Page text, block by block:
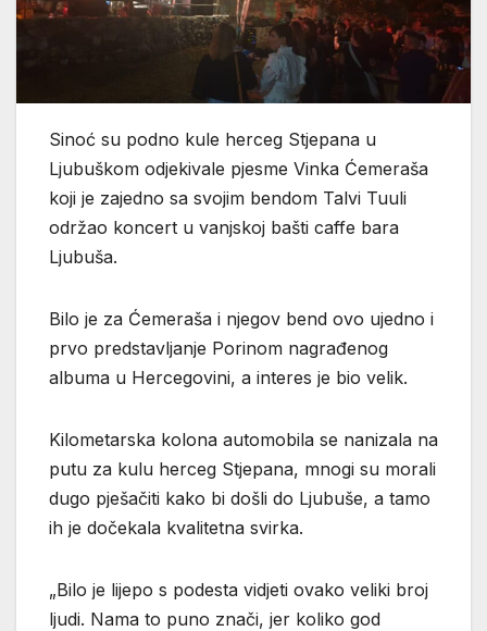
Sinoć su podno kule herceg Stjepana u
Ljubuškom odjekivale pjesme Vinka Ćemeraša
koji je zajedno sa svojim bendom Talvi Tuuli
održao koncert u vanjskoj bašti caffe bara
Ljubuša.
Bilo je za Ćemeraša i njegov bend ovo ujedno i
prvo predstavljanje Porinom nagrađenog
albuma u Hercegovini, a interes je bio velik.
Kilometarska kolona automobila se nanizala na
putu za kulu herceg Stjepana, mnogi su morali
dugo pješačiti kako bi došli do Ljubuše, a tamo
ih je dočekala kvalitetna svirka.
„Bilo je lijepo s podesta vidjeti ovako veliki broj
ljudi. Nama to puno znači, jer koliko god